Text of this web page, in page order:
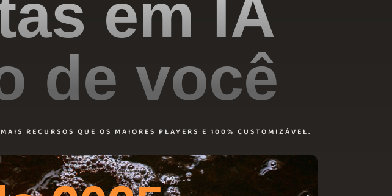
em IA
de você
RECURSOS QUE OS MAIORES PLAYERS E 100% CUSTOMIZÁVEL.